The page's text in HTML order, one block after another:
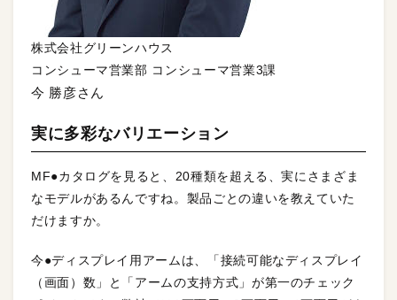
株式会社グリーンハウス
コンシューマ営業部 コンシューマ営業3課
今 勝彦さん
実に多彩なバリエーション
MF●カタログを見ると、20種類を超える、実にさまざま
なモデルがあるんですね。製品ごとの違いを教えていた
だけますか。
今●ディスプレイ用アームは、「接続可能なディスプレイ
（画面）数」と「アームの支持方式」が第一のチェック